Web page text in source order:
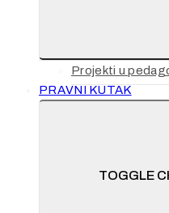
Projekti u
PRAVNI KUTAK
TOGGLE